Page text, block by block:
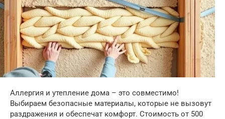
Аллергия и утепление дома – это совместимо!
Выбираем безопасные материалы, которые не вызовут
раздражения и обеспечат комфорт. Стоимость от 500